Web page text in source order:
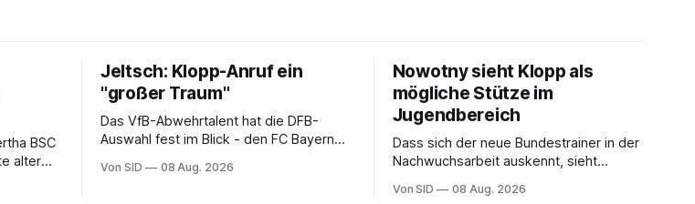
BSC
alter
Jeltsch: Klopp-Anruf ein
"großer Traum"
Das VfB-Abwehrtalent hat die DFB-
Auswahl fest im Blick - den FC Bayern
Von SID 08 Aug. 2026
Nowotny sieht Klopp als
mögliche Stütze im
Jugendbereich
Dass sich der neue Bundestrainer in der
Nachwuchsarbeit auskennt, sieht
Hoffnung auch ein.
Von SID 08 Aug. 2026